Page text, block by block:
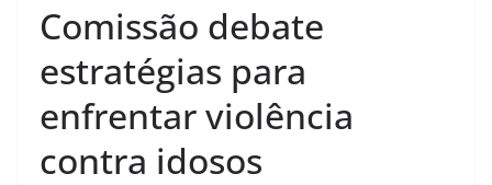
Comissão debate
estratégias para
enfrentar violência
contra idosos